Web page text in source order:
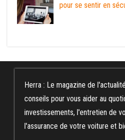
pour se sentir en
Herra : Le magazine de
conseils pour vous aider au
investissements, l'entretien de
l'assurance de votre voiture et